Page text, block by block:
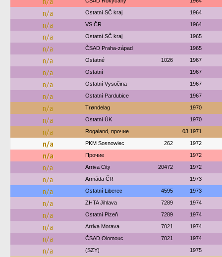
n/a Ostatní SČ kraj 1964
n/a VS ČR 1964
n/a Ostatní SČ kraj 1965
n/a ČSAD Praha-západ 1965
n/a Ostatné 1026 1967
n/a Ostatní 1967
n/a Ostatní Vysočina 1967
n/a Ostatní Pardubice 1967
n/a Trøndelag 1970
n/a Ostatní ÚK 1970
n/a Rogaland, прочие 03.1971
n/a PKM Sosnowiec 262 1972
n/a Прочие 1972
n/a Arriva City 20472 1972
n/a Armáda ČR 1973
n/a Ostatní Liberec 4595 1973
n/a ZHTA Jihlava 7289 1974
n/a Ostatní Plzeň 7289 1974
n/a Arriva Morava 7021 1974
n/a ČSAD Olomouc 7021 1974
n/a (SZY) 1975